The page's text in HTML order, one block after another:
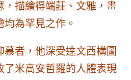
，描繪得端莊、文雅，畫
為罕見之作。
者，他深受達文西構圖
了米高安哲羅的人體表現